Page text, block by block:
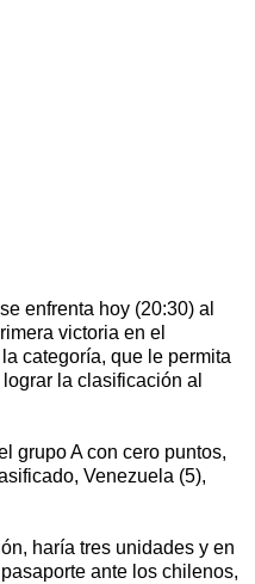
enfrenta hoy (20:30) al
victoria en el
categoría, que le permita
la clasificación al
grupo A con cero puntos,
Venezuela (5),
haría tres unidades y en
ante los chilenos,